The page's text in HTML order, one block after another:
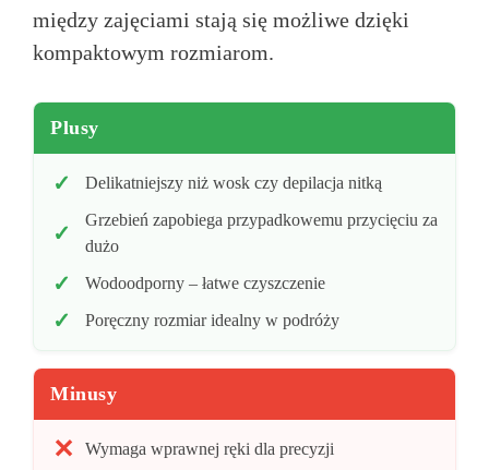
między zajęciami stają się możliwe dzięki
kompaktowym rozmiarom.
Plusy
Delikatniejszy niż wosk czy depilacja nitką
Grzebień zapobiega przypadkowemu przycięciu za
dużo
Wodoodporny – łatwe czyszczenie
Poręczny rozmiar idealny w podróży
Minusy
Wymaga wprawnej ręki dla precyzji